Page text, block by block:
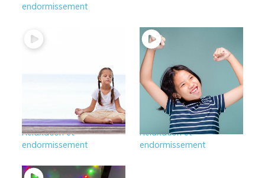
endormissement
2 – Le tonus de fond
et la détente
Relaxation et
endormissement
1 – Le tonus chez
l’enfant
Relaxation et
endormissement